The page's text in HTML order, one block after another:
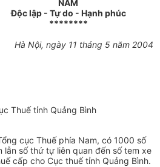
NAM
Độc lập - Tự do - Hạnh phúc
********
Hà Nội, ngày 11 tháng 5 năm 2004
Thuế tỉnh Quảng Bình
cục Thuế phía Nam, có 1000 số
lẫn số thứ tự liên quan đến số tem xe
cấp cho Cục thuế tỉnh Quảng Bình.